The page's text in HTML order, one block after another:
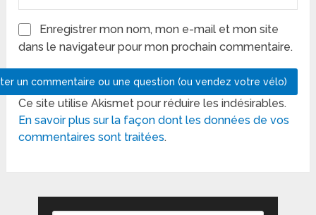
Enregistrer mon nom, mon e-mail et mon site
dans le navigateur pour mon prochain commentaire.
Ce site utilise Akismet pour réduire les indésirables.
En savoir plus sur la façon dont les données de vos
commentaires sont traitées.